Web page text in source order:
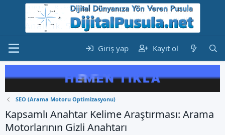
Giriş yap Kayıt ol
SEO (Arama Motoru Optimizasyonu)
Kapsamlı Anahtar Kelime Araştırması: Arama
Motorlarının Gizli Anahtarı